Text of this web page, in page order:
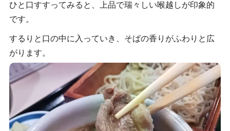
ひと口すすってみると、上品で瑞々しい喉越しが印象的
です。
するりと口の中に入っていき、そばの香りがふわりと広
がります。